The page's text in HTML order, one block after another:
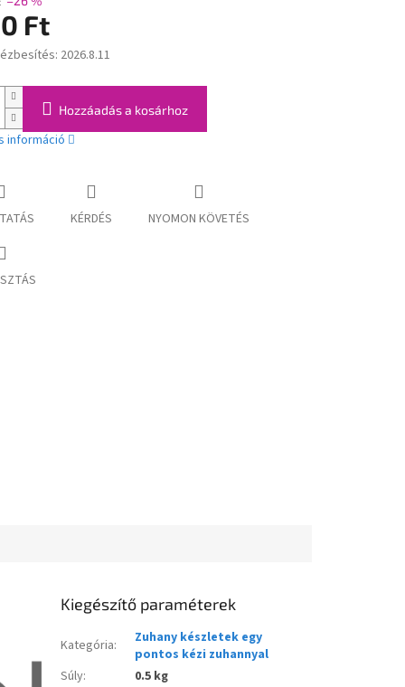
Ft
2026.8.11
Hozzáadás a kosárhoz
információ
KÉRDÉS NYOMON KÖVETÉS
Kiegészítő paraméterek
Kategória:
Zuhany készletek egy
pontos kézi zuhannyal
Súly:
0.5 kg